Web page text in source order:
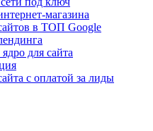
магазина
в ТОП Google
для сайта
с оплатой за лиды